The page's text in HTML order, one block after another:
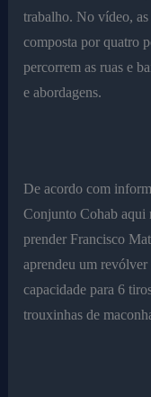
trabalho. No vídeo,
composta por quatro
percorrem as ruas e
e abordagens.
De acordo com
Conjunto Cohab aqui
prender Francisco
aprendeu um
capacidade para 6
trouxinhas de